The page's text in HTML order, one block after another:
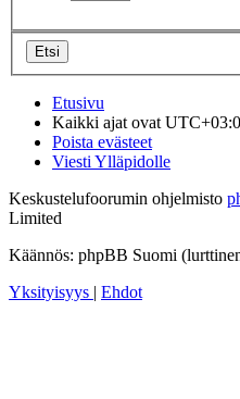
Etusivu
Kaikki ajat ovat
Poista evästeet
Viesti Ylläpidolle
Keskustelufoorumin ohjelmisto
Limited
Käännös: phpBB Suomi
Yksityisyys | Ehdot